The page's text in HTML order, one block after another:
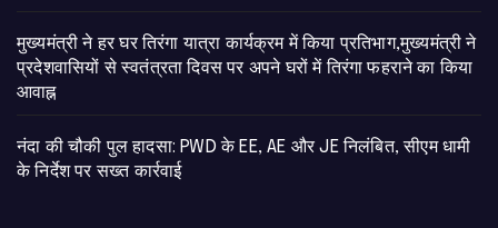
मुख्यमंत्री ने हर घर तिरंगा यात्रा कार्यक्रम में किया प्रतिभाग,मुख्यमंत्री ने
प्रदेशवासियों से स्वतंत्रता दिवस पर अपने घरों में तिरंगा फहराने का किया
आवाह्न
नंदा की चौकी पुल हादसा: PWD के EE, AE और JE निलंबित, सीएम धामी
के निर्देश पर सख्त कार्रवाई